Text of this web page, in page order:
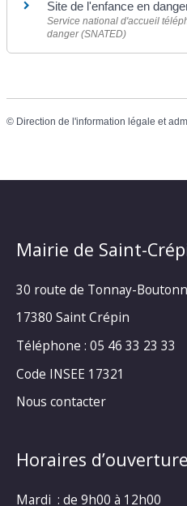
Site de l'enfance en
Service national d'accueil
danger (SNATED)
© Direction de l'information légale et
Mairie de Saint-
30 route de Tonnay-
17380 Saint Crépin
Téléphone : 05 46 33 23 33
Code INSEE 17321
Nous contacter
Horaires
Mardi : de 9h00 à 12h00